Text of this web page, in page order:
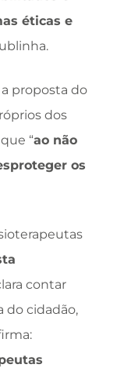
éticas e
proposta do
dos
“ao não
os
contar
do cidadão,